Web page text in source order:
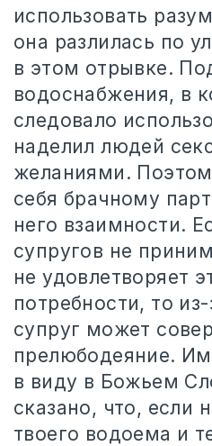
использовать
она разлилась по
в этом отрывке.
водоснабжения, в
следовало
наделил людей
желаниями.
себя брачному
него взаимности.
супругов не
не удовлетворяет
потребности, то
супруг может
прелюбодеяние.
в виду в Божьем
сказано, что, если
твоего водоема и